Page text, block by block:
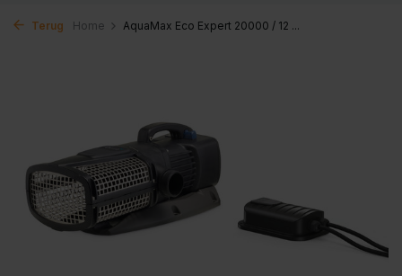
Terug Home AquaMax Eco Expert 20000 / 12 ...